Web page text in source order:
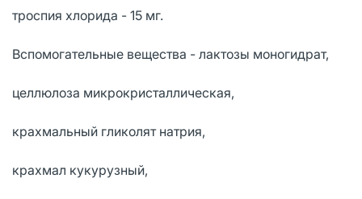
троспия хлорида - 15 мг.
Вспомогательные вещества - лактозы моногидрат,
целлюлоза микрокристаллическая,
крахмальный гликолят натрия,
крахмал кукурузный,